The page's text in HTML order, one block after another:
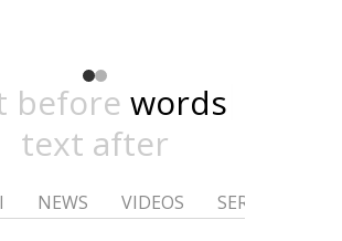
before wo
text after
NEWS VIDEOS SERVICE